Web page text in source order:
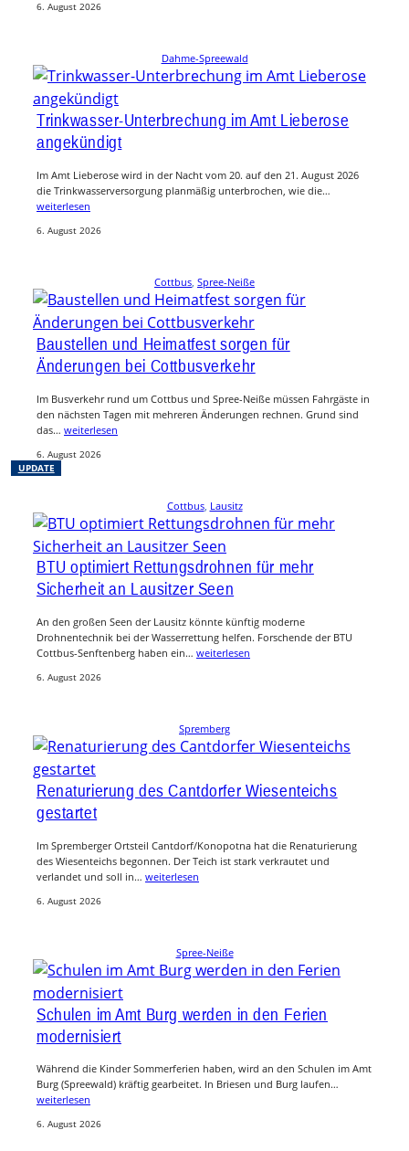
6. August 2026
Dahme-Spreewald
Trinkwasser-Unterbrechung im Amt Lieberose
angekündigt
Im Amt Lieberose wird in der Nacht vom 20. auf den 21. August 2026
die Trinkwasserversorgung planmäßig unterbrochen, wie die…
weiterlesen
6. August 2026
Cottbus Spree-Neiße
UPDATE
Baustellen und Heimatfest sorgen für
Änderungen bei Cottbusverkehr
Im Busverkehr rund um Cottbus und Spree-Neiße müssen Fahrgäste in
den nächsten Tagen mit mehreren Änderungen rechnen. Grund sind
das… weiterlesen
6. August 2026
Cottbus, Lausitz
BTU optimiert Rettungsdrohnen für mehr
Sicherheit an Lausitzer Seen
An den großen Seen der Lausitz könnte künftig moderne
Drohnentechnik bei der Wasserrettung helfen. Forschende der BTU
Cottbus-Senftenberg haben ein… weiterlesen
6. August 2026
Spremberg
Renaturierung des Cantdorfer Wiesenteichs
gestartet
Im Spremberger Ortsteil Cantdorf/Konopotna hat die Renaturierung
des Wiesenteichs begonnen. Der Teich ist stark verkrautet und
verlandet und soll in… weiterlesen
6. August 2026
Spree-Neiße
Schulen im Amt Burg werden in den Ferien
modernisiert
Während die Kinder Sommerferien haben, wird an den Schulen im Amt
Burg (Spreewald) kräftig gearbeitet. In Briesen und Burg laufen…
weiterlesen
6. August 2026